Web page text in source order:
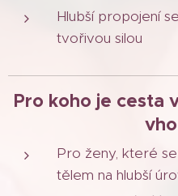
Hlubší propojení
tvořivou silou
Pro koho je cesta
Pro ženy, které
tělem na hlubší